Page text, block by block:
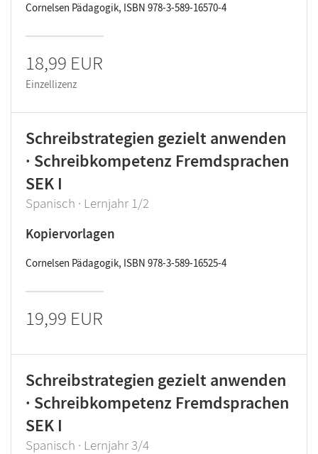
Cornelsen Pädagogik, ISBN 978-3-589-16570-4
18,99 EUR
Einzellizenz
Schreibstrategien gezielt anwenden
· Schreibkompetenz Fremdsprachen
SEK I
Spanisch · Lernjahr 1/2
Kopiervorlagen
Cornelsen Pädagogik, ISBN 978-3-589-16525-4
19,99 EUR
Schreibstrategien gezielt anwenden
· Schreibkompetenz Fremdsprachen
SEK I
Spanisch · Lernjahr 3/4